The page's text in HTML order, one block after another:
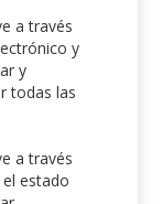
a través
y
y
todas las
a través
estado